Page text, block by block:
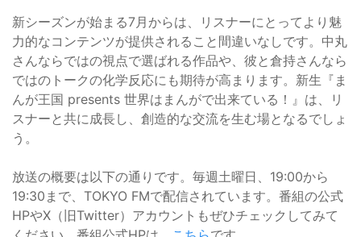
新シーズンが始まる7月からは、リスナーにとってより魅
力的なコンテンツが提供されること間違いなしです。中丸
さんならではの視点で選ばれる作品や、彼と倉持さんなら
ではのトークの化学反応にも期待が高まります。新生『ま
んが王国 presents 世界はまんがで出来ている！』は、リ
スナーと共に成長し、創造的な交流を生む場となるでしょ
う。
放送の概要は以下の通りです。毎週土曜日、19:00から
19:30まで、TOKYO FMで配信されています。番組の公式
HPやX（旧Twitter）アカウントもぜひチェックしてみて